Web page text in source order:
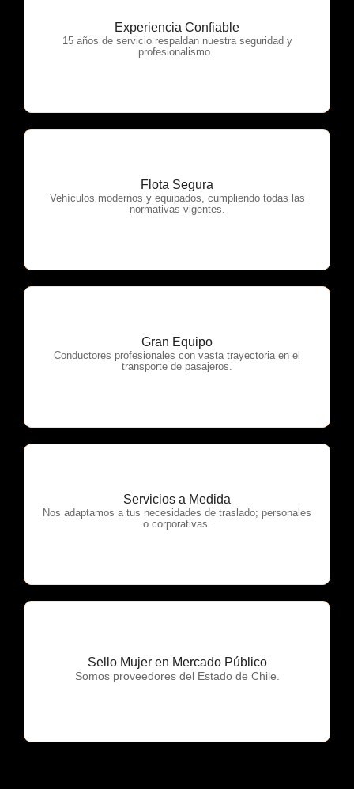
Experiencia Confiable
15 años de servicio respaldan nuestra seguridad y
profesionalismo.
OTP Servicios
Flota Segura
Vehículos modernos y equipados, cumpliendo todas las
normativas vigentes.
OTP Servicios
Gran Equipo
Conductores profesionales con vasta trayectoria en el
transporte de pasajeros.
OTP Servicios
Servicios a Medida
Nos adaptamos a tus necesidades de traslado; personales
o corporativas.
OTP Servicios
Sello Mujer en Mercado Público
Somos proveedores del Estado de Chile.
OTP Servicios